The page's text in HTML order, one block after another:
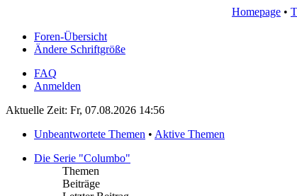
Homepage •
Foren-Übersicht
Ändere Schriftgröße
FAQ
Anmelden
Aktuelle Zeit: Fr, 07.08.2026 14:56
Unbeantwortete Themen • Aktive Themen
Die Serie "Columbo"
Themen
Beiträge